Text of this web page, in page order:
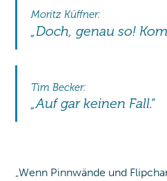
Moritz Küffner:
„Doch, genau so!
Tim Becker:
„Auf gar keinen Fall.“
„Wenn Pinnwände und